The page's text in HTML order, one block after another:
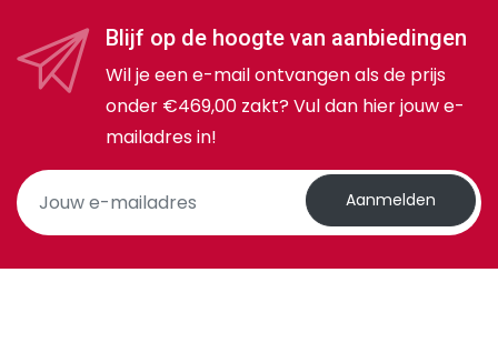
Blijf op de hoogte van aanbiedingen
Wil je een e-mail ontvangen als de prijs
onder €469,00 zakt? Vul dan hier jouw e-
mailadres in!
Aanmelden